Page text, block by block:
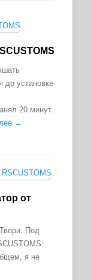
до установке
20 минут.
→
от
Под
я не